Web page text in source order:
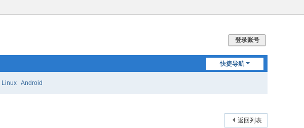
登录账号
快捷导航
Linux Android
返回列表